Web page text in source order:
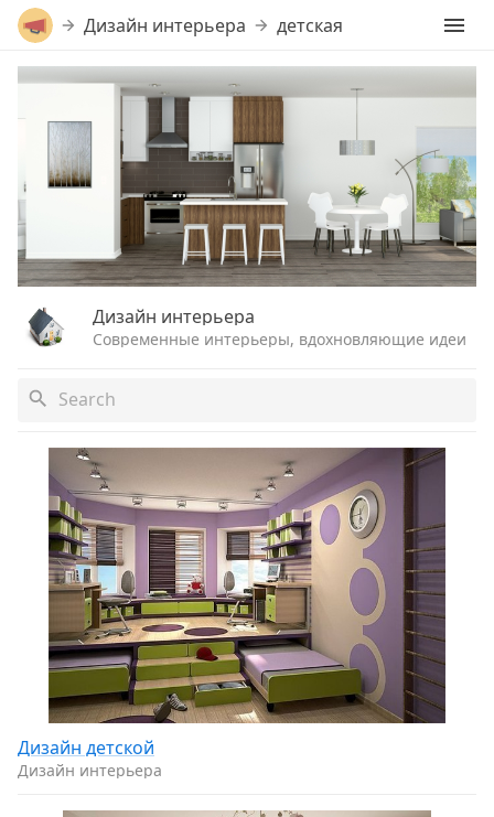
Дизайн интерьера детская
Дизайн интерьера
Современные интерьеры, вдохновляющие идеи
Дизайн детской
Дизайн интерьера